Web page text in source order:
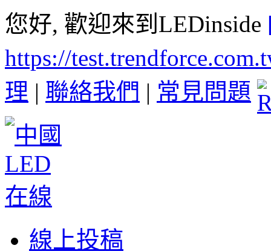
您好, 歡迎來到LEDinside
https://
理 | 聯絡我們 | 常見問題
線上投稿